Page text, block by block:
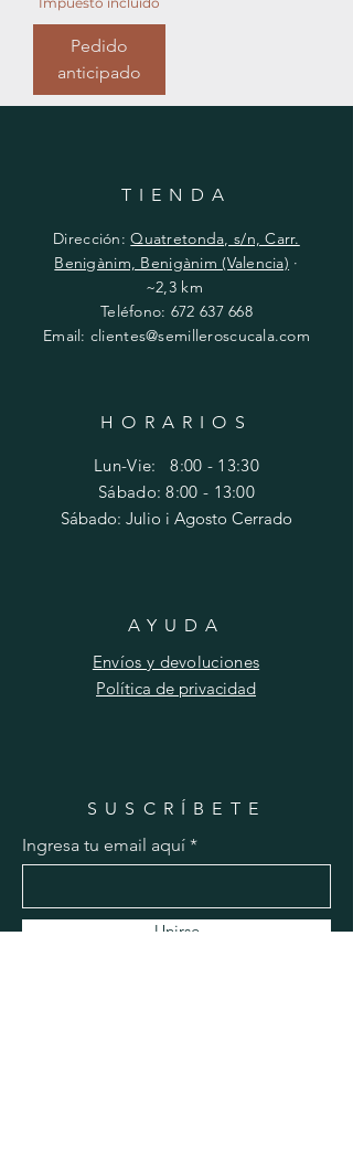
Pedido
anticipado
TIENDA
Dirección:Quatretonda, s/n, Carr.
Benigànim, Benigànim (Valencia) ·
~2,3 km
Teléfono: 672 637 668
Email: clientes@semilleroscucala.com
HORARIOS
Lun-Vie: 8:00 - 13:30
Sábado: 8:00 - 13:00
Sábado: Julio i Agosto Cerrado
AYUDA
Envíos y devoluciones
Política de privacidad
SUSCRÍBETE
Ingresa tu email aquí
Unirse